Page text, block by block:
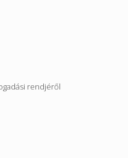
rendjéről